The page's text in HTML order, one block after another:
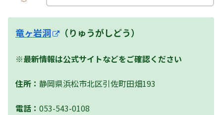
竜ヶ岩洞 （りゅうがしどう）
※最新情報は公式サイトなどをご確認ください
住所： 静岡県浜松市北区引佐町田畑193
電話： 053-543-0108